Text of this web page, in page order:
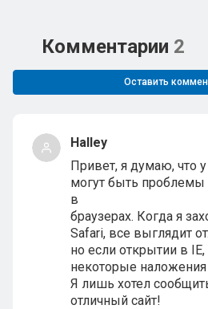
Комментарии 2
Оставить
Halley
Привет, я думаю, что
могут быть
в
браузерах. Когда я
Safari, все выглядит
но если открытии в
некоторые
Я лишь хотел
отличный сайт!